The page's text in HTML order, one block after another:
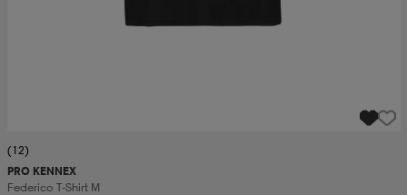
(12)
PRO KENNEX
Federico T-Shirt M